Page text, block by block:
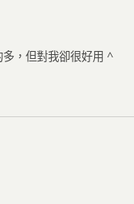
，但對我卻很好用 ^